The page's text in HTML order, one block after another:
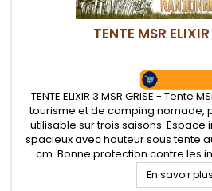
TENTE MSR
TENTE ELIXIR 3 MSR GRISE - Tente
tourisme et de camping nomade,
utilisable sur trois saisons.
spacieux avec hauteur sous tente
cm. Bonne protection contre les
dôme autoportante d'un très bon
trois
En savoir plus